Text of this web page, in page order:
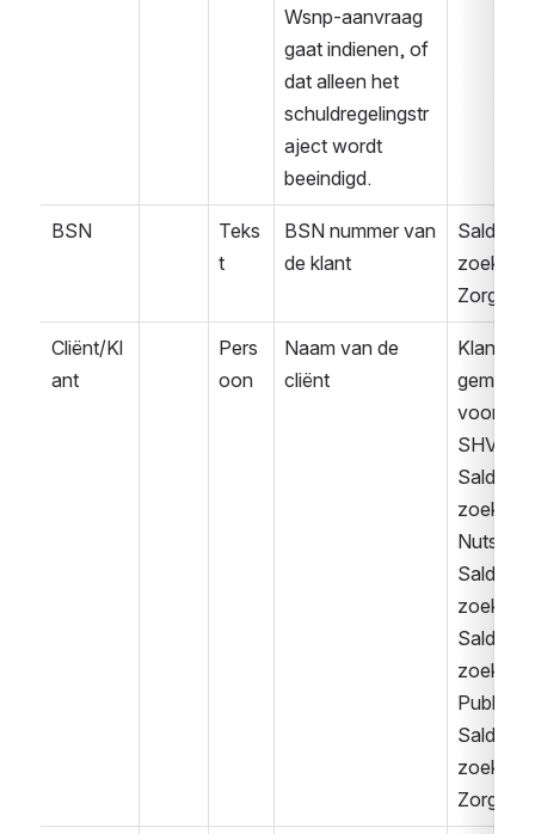
Wsnp-aanvraag
gaat indienen, of
dat alleen het
schuldregelingstr
aject wordt
beeindigd.
BSN
Teks
t
BSN nummer van
de klant
Saldover
zoek
Zorg
Cliënt/Kl
ant
Pers
oon
Naam van de
cliënt
Klant
gemeld
voor
SHV
Saldover
zoek
Nuts
Saldover
zoek
Saldover
zoek
Publiek
Saldover
zoek
Zorg